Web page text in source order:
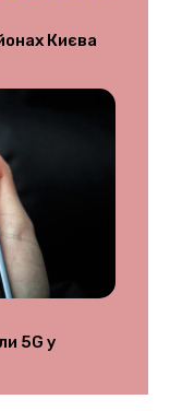
Києва
5G у